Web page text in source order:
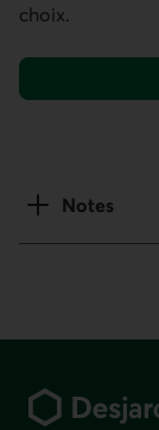
choix.
Notes